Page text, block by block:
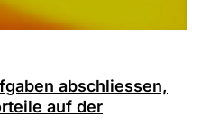
abschliessen,
auf der